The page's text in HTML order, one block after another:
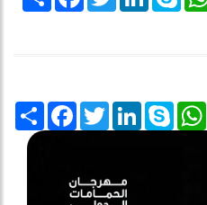
Share Facebook
TwitterLinkedInSkype